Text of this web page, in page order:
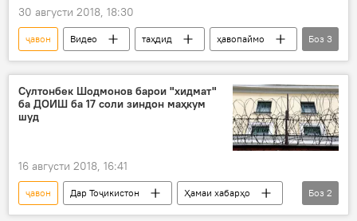
30 августи 2018, 18:30
ҷавон Видео таҳдид
ҳавопаймо
ҷанҷол
Дар Русия Дар Тоҷикистон
Боз 3
Султонбек Шодмонов барои "хидмат"
ба ДОИШ ба 17 соли зиндон маҳкум
шуд
16 августи 2018, 16:41
ҷавон Дар Тоҷикистон
Ҳамаи хабарҳо
ифротгароӣ
ҷазо
Боз 2